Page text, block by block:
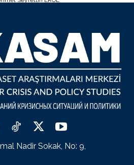
Nadir Sokak, No: 9,